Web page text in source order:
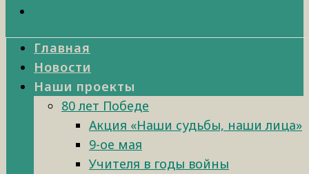
Главная
Новости
Наши проекты
80 лет Победе
Акция «Наши судьбы, наши лица»
9-ое мая
Учителя в годы войны